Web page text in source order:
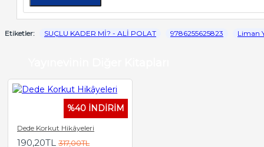
Etiketler: SUÇLU KADER Mİ? - ALİ POLAT 9786255625823 Liman
%40 İNDİRİM
Dede Korkut Hikâyeleri
190,20TL 317,00TL